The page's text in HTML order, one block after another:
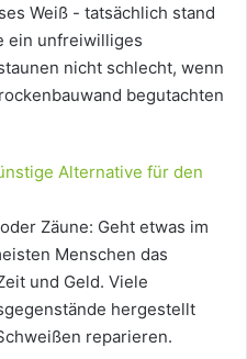
Weiß - tatsächlich stand
ein unfreiwilliges
nicht schlecht, wenn
begutachten
Alternative für den
Zäune: Geht etwas im
Menschen das
und Geld. Viele
hergestellt
reparieren.